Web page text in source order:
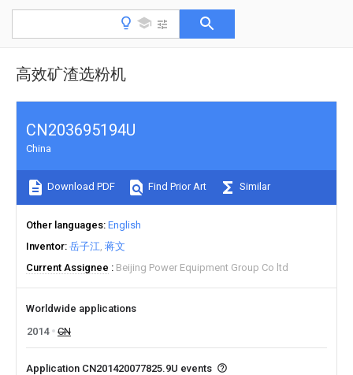
高效矿渣选粉机
CN203695194U
China
Download PDF Find Prior Art Similar
Other languages English
Inventor 岳子江 蒋文
Current Assignee
Beijing Power Equipment Group Co ltd
Worldwide applications
2014
CN
Application CN201420077825.9U events